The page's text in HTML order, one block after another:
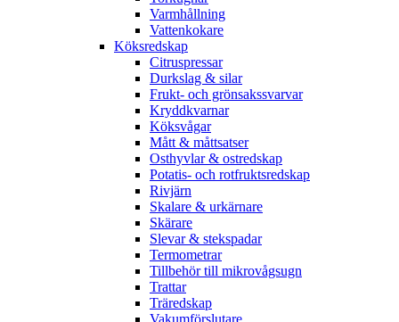
Varmhållning
Vattenkokare
Köksredskap
Citruspressar
Durkslag & silar
Frukt- och grönsakssvarvar
Kryddkvarnar
Köksvågar
Mått & måttsatser
Osthyvlar & ostredskap
Potatis- och rotfruktsredskap
Rivjärn
Skalare & urkärnare
Skärare
Slevar & stekspadar
Termometrar
Tillbehör till mikrovågsugn
Trattar
Träredskap